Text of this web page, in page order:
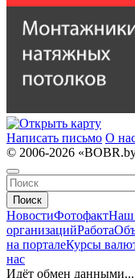
Написать письмо О
© 2006-2026
Поиск
НовостиФотофактНаш
организацийРабота
на порталеКурсы
нас
Идёт обмен данными...